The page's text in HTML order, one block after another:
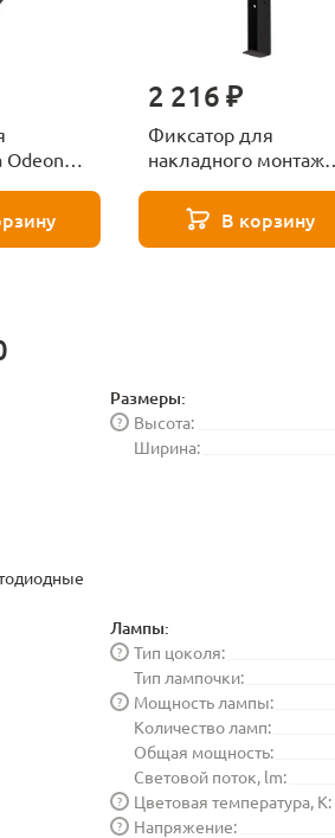
2 216 ₽
Фиксатор для
накладного монтажа
7154/1F бронзовый
В корзину
Размеры:
Высота:
?
Ширина:
Лампы:
Тип цоколя:
?
Тип лампочки:
Мощность лампы:
?
Количество ламп:
Общая мощность:
Световой поток, lm:
Цветовая температура, K:
?
Напряжение:
?